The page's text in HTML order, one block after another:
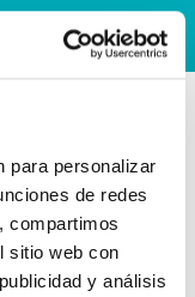
para personalizar
de redes
compartimos
sitio web con
y análisis